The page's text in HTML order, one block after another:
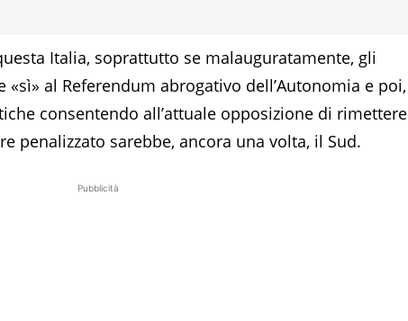
Italia, soprattutto se malauguratamente, gli
al Referendum abrogativo dell’Autonomia e poi,
consentendo all’attuale opposizione di rimettere
penalizzato sarebbe, ancora una volta, il Sud.
Pubblicità